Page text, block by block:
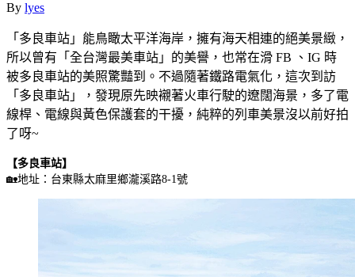
By lyes
「多良車站」能鳥瞰太平洋海岸，擁有海天相連的絕美景緻，
所以曾有「全台灣最美車站」的美譽，也常在滑 FB 、IG 時
被多良車站的美照驚豔到。不過隨著鐵路電氣化，這次到訪
「多良車站」，發現原先映襯著火車行駛的遼闊海景，多了電
線桿、電線與黃色保護套的干擾，純粹的列車美景沒以前好拍
了呀~
【多良車站】
🏡地址：台東縣太麻里鄉瀧溪路8-1號